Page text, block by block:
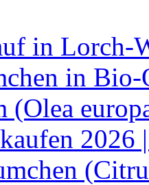
in Lorch-
in Bio-
(Olea
2026